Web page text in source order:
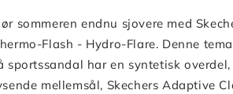
sommeren endnu sjovere med
Flash - Hydro-Flare. Denne
sportssandal har en syntetisk
mellemsål, Skechers Adaptive